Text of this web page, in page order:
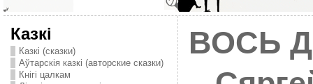
Казкі
Казкі (сказки)
Аўтарскія казкі (авторские сказки)
Кнігі цалкам
ВОСЬ